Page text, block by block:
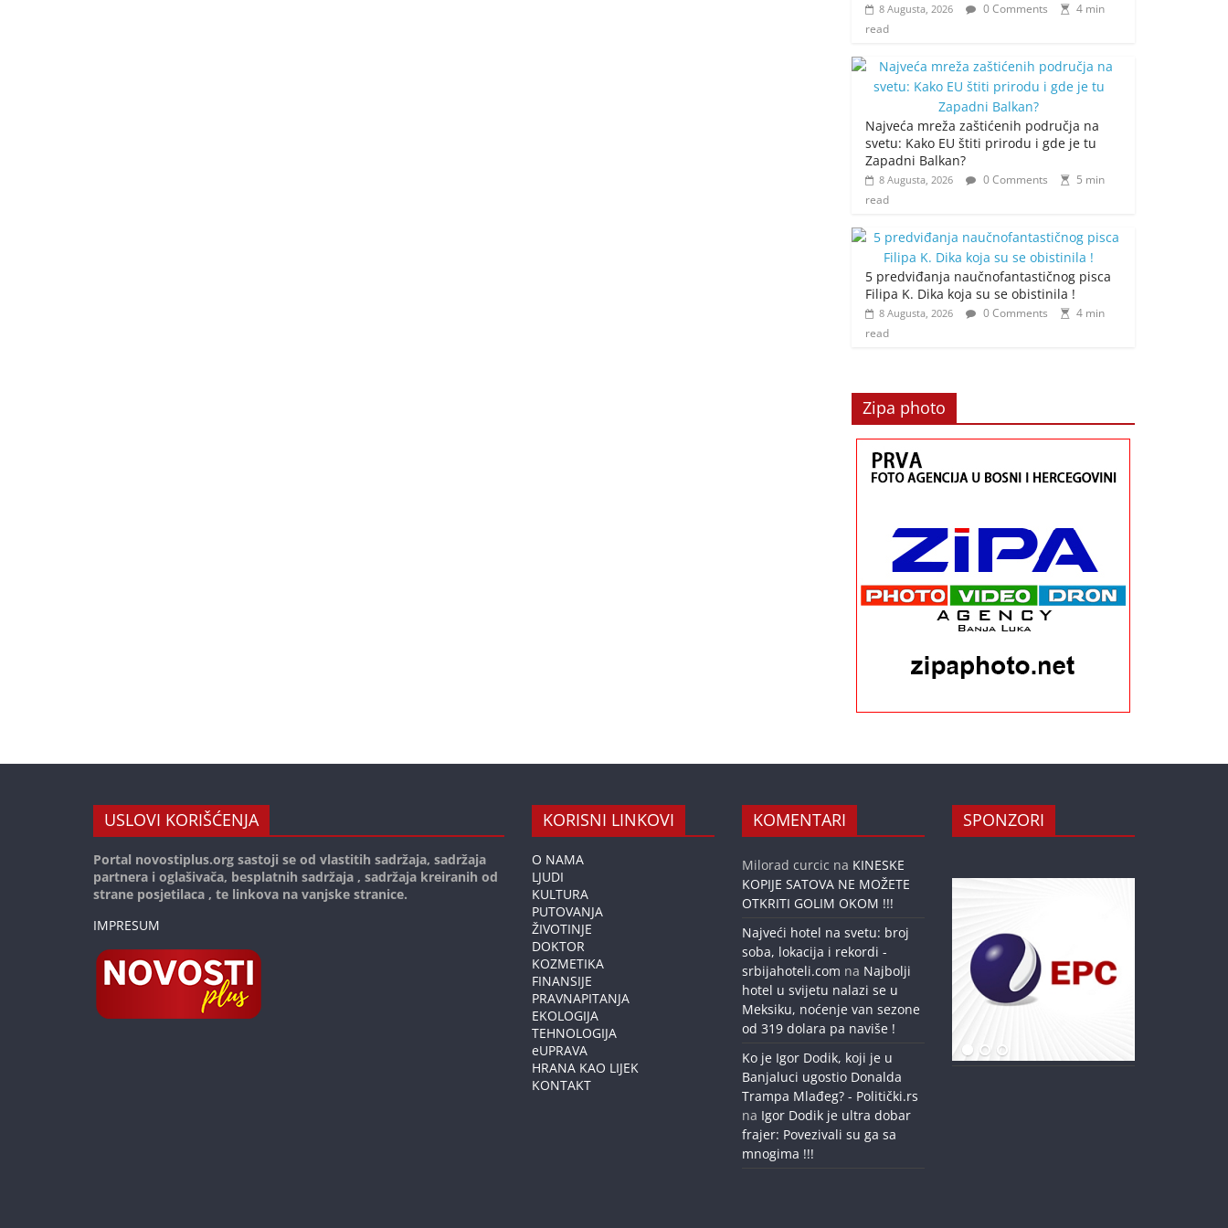
8 Augusta, 2026 0 Comments
4 min
read
Najveća mreža zaštićenih područja na
svetu: Kako EU štiti prirodu i gde je tu
Zapadni Balkan?
8 Augusta, 2026 0 Comments
5 min
read
5 predviđanja naučnofantastičnog pisca
Filipa K. Dika koja su se obistinila !
8 Augusta, 2026 0 Comments
4 min
read
Zipa photo
USLOVI KORIŠĆENJA
Portal novostiplus.org sastoji se od vlastitih sadržaja, sadržaja
partnera i oglašivača, besplatnih sadržaja , sadržaja kreiranih od
strane posjetilaca , te linkova na vanjske stranice.
IMPRESUM
KORISNI LINKOVI
O NAMA
LJUDI
KULTURA
PUTOVANJA
ŽIVOTINJE
DOKTOR
KOZMETIKA
FINANSIJE
PRAVNAPITANJA
EKOLOGIJA
TEHNOLOGIJA
eUPRAVA
HRANA KAO LIJEK
KONTAKT
KOMENTARI
Milorad curcic na KINESKE
KOPIJE SATOVA NE MOŽETE
OTKRITI GOLIM OKOM !!!
Najveći hotel na svetu: broj
soba, lokacija i rekordi -
srbijahoteli.com na Najbolji
hotel u svijetu nalazi se u
Meksiku, noćenje van sezone
od 319 dolara pa naviše !
Ko je Igor Dodik, koji je u
Banjaluci ugostio Donalda
Trampa Mlađeg? - Politički.rs
na Igor Dodik je ultra dobar
frajer: Povezivali su ga sa
mnogima !!!
SPONZORI